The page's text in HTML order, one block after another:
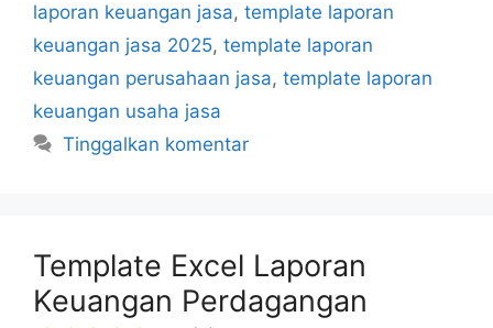
laporan keuangan jasa, template laporan
keuangan jasa 2025, template laporan
keuangan perusahaan jasa, template laporan
keuangan usaha jasa
Tinggalkan komentar
Template Excel Laporan
Keuangan Perdagangan